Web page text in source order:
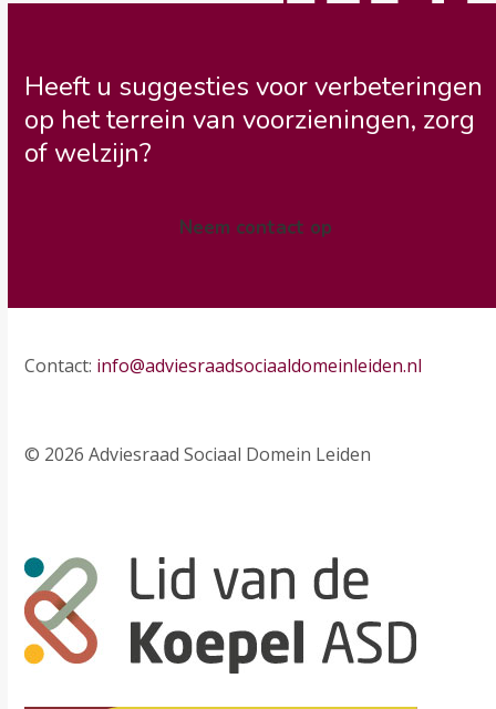
Heeft u suggesties voor verbeteringen
op het terrein van voorzieningen, zorg
of welzijn?
Neem contact op
Contact: info@adviesraadsociaaldomeinleiden.nl
© 2026 Adviesraad Sociaal Domein Leiden